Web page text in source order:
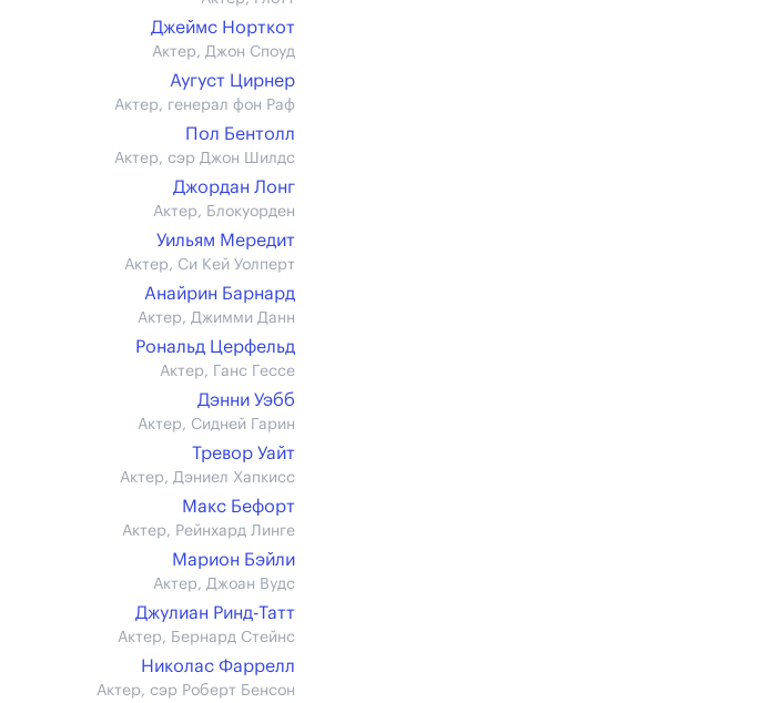
Джеймс Норткот
Актер, Джон Споуд
Аугуст Цирнер
Актер, генерал фон Раф
Пол Бентолл
Актер, сэр Джон Шилдс
Джордан Лонг
Актер, Блокуорден
Уильям Мередит
Актер, Си Кей Уолперт
Анайрин Барнард
Актер, Джимми Данн
Рональд Церфельд
Актер, Ганс Гессе
Дэнни Уэбб
Актер, Сидней Гарин
Тревор Уайт
Актер, Дэниел Хапкисс
Макс Бефорт
Актер, Рейнхард Линге
Марион Бэйли
Актер, Джоан Вудс
Джулиан Ринд-Татт
Актер, Бернард Стейнс
Николас Фаррелл
Актер, сэр Роберт Бенсон